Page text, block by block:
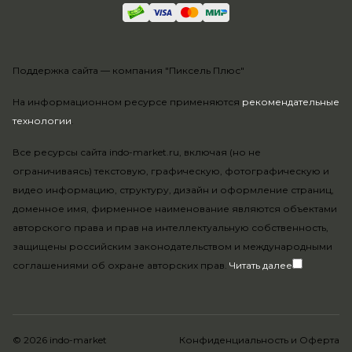
На информационном ресурсе применяются рекомендательные
технологии.
Все ресурсы сайта indo-market.ru, включая (но не
ограничиваясь) текстовую, графическую, фотографическую и
видео информацию, структуру, дизайн и оформление страниц,
доменное имя, фирменное наименование являются объектами
авторского права и прав на интеллектуальную собственность,
защищены российским законодательством и международными
соглашениями об охране авторских прав. Читать далее
Поддержка сайта — компания "Пиксель Плюс"
© 2026 indo-market Конфиденциальность и Оферта